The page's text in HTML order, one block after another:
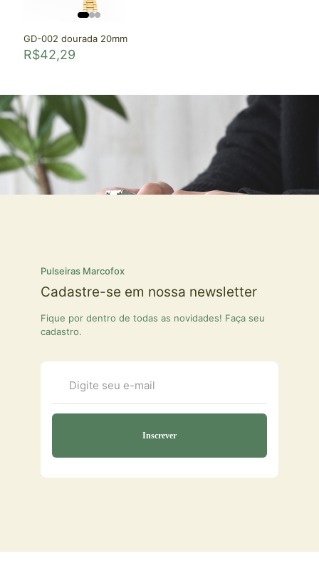
GD-002 dourada 20mm
R$42,29
Pulseiras Marcofox
Cadastre-se em nossa newsletter
Fique por dentro de todas as novidades! Faça seu
cadastro.